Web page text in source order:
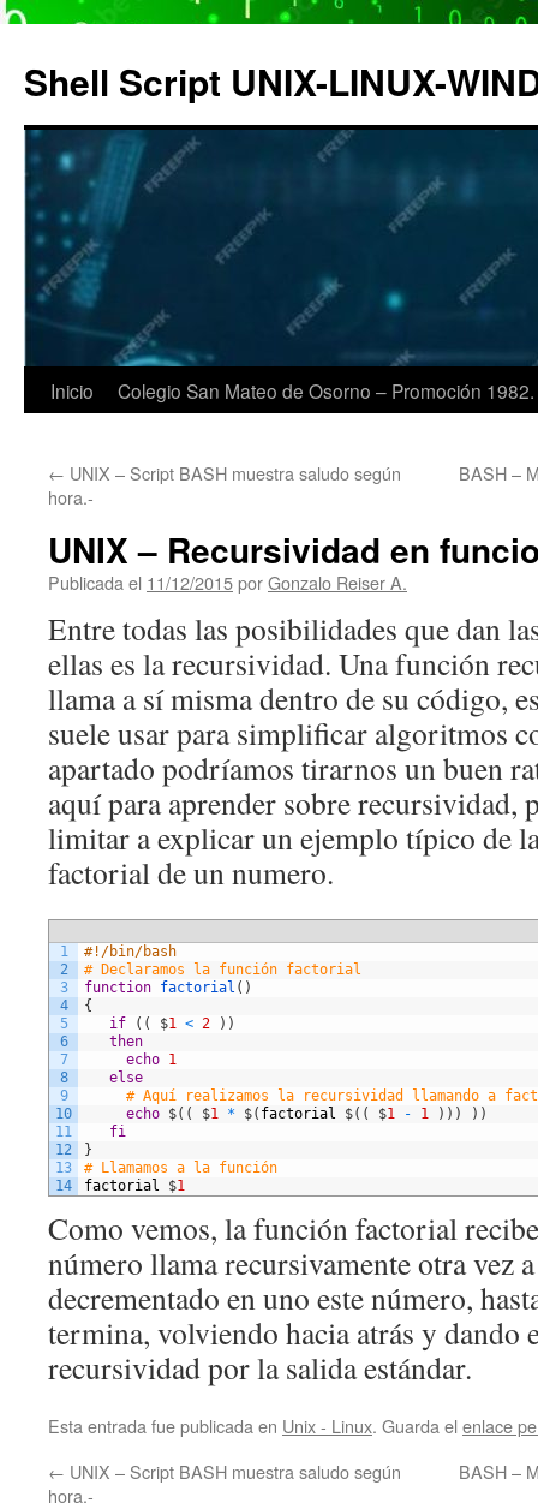
contenido
Shell Script UNIX-LINUX-
Inicio Colegio San Mateo de Osorno – Promoción 1982.
← UNIX – Script BASH muestra saludo según
hora.-
BASH –
UNIX – Recursividad en
Publicada el 11/12/2015porGonzalo Reiser A.
Entre todas las posibilidades que dan
ellas es la recursividad. Una función
llama a sí misma dentro de su código,
suele usar para simplificar algoritmos
apartado podríamos tirarnos un buen
aquí para aprender sobre recursividad,
limitar a explicar un ejemplo típico de
factorial de un numero.
1
2
3
4
5
6
7
8
9
10
11
12
13
14
#!/bin/bash
# Declaramos la función factorial
function factorial ( )
{
if
( ( $1 < 2 ) )
then
echo 1
else
# Aquí realizamos la recursividad llamando a
echo $( ( $1 * $( factorial $( ( $1 - 1 ) ) ) ) )
fi
}
# Llamamos a la función
factorial
$1
Como vemos, la función factorial
número llama recursivamente otra vez
decrementado en uno este número,
termina, volviendo hacia atrás y dando
recursividad por la salida estándar.
Esta entrada fue publicada en Unix - Linux. Guarda el enlace
← UNIX – Script BASH muestra saludo según
hora.-
BASH –